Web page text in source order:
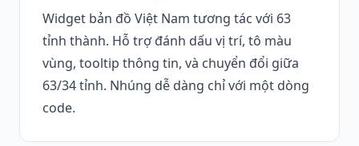
Widget bản đồ Việt Nam tương tác với 63
tỉnh thành. Hỗ trợ đánh dấu vị trí, tô màu
vùng, tooltip thông tin, và chuyển đổi giữa
63/34 tỉnh. Nhúng dễ dàng chỉ với một dòng
code.